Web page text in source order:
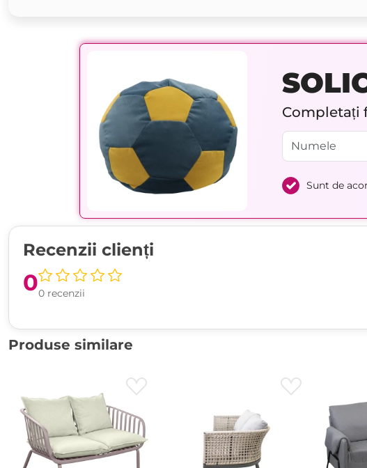
Completați
Sunt de
Recenzii clienți
00 recenzii
Produse similare